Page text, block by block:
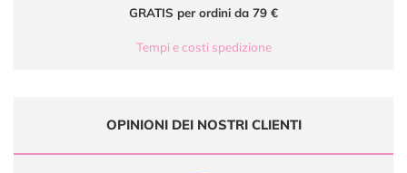
GRATIS per ordini da 79 €
Tempi e costi spedizione
OPINIONI DEI NOSTRI CLIENTI